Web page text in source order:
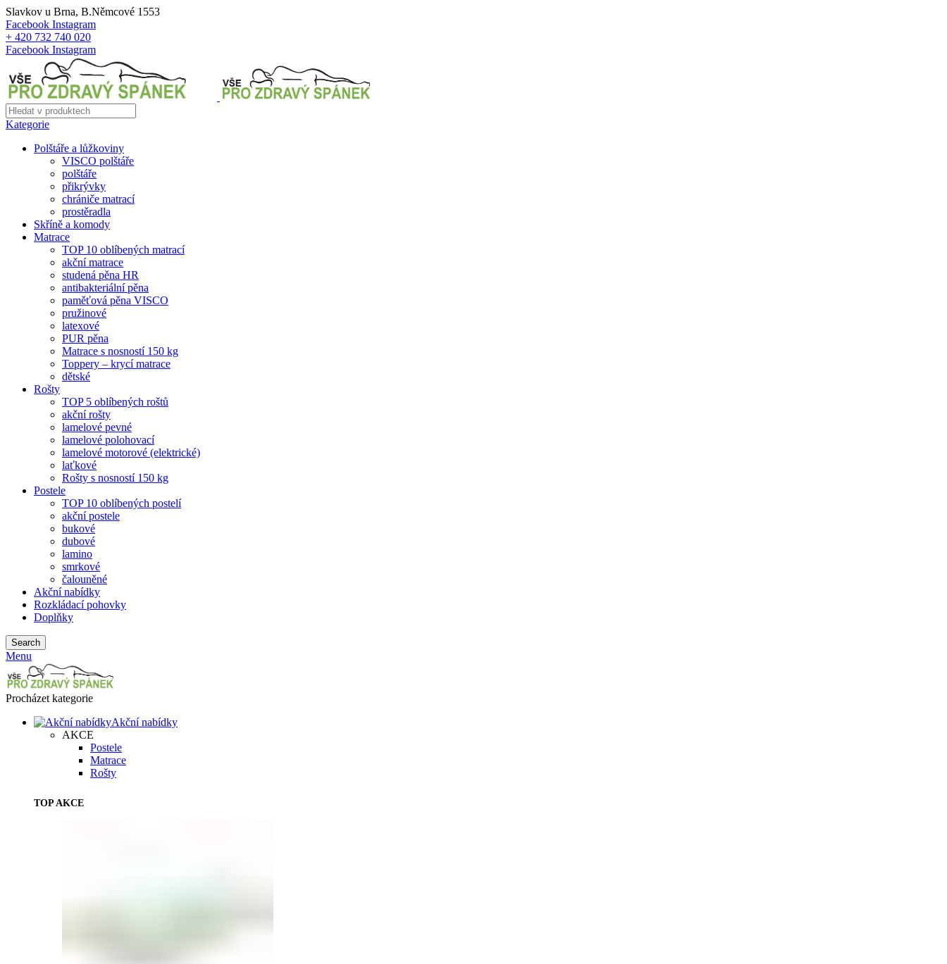
Slavkov u Brna, B.Němcové 1553
Facebook Instagram
+ 420 732 740 020
Facebook Instagram
Kategorie
Polštáře a lůžkoviny
VISCO polštáře
polštáře
přikrývky
chrániče matrací
prostěradla
Skříně a komody
Matrace
TOP 10 oblíbených matrací
akční matrace
studená pěna HR
antibakteriální pěna
paměťová pěna VISCO
pružinové
latexové
PUR pěna
Matrace s nosností 150 kg
Toppery – krycí matrace
dětské
Rošty
TOP 5 oblíbených roštů
akční rošty
lamelové pevné
lamelové polohovací
lamelové motorové (elektrické)
laťkové
Rošty s nosností 150 kg
Postele
TOP 10 oblíbených postelí
akční postele
bukové
dubové
lamino
smrkové
čalouněné
Akční nabídky
Rozkládací pohovky
Doplňky
Search
Menu
Procházet kategorie
Akční nabídky
AKCE
Postele
Matrace
Rošty
TOP AKCE